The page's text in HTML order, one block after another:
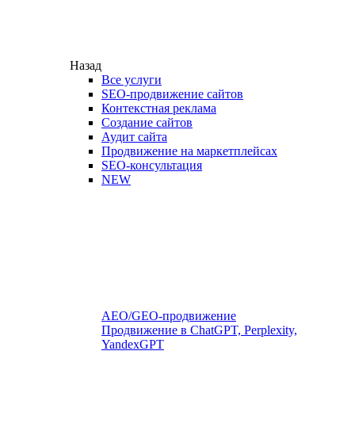
Назад
Все услуги
SEO-продвижение сайтов
Контекстная реклама
Создание сайтов
Аудит сайта
Продвижение на маркетплейсах
SEO-консультация
NEW
AEO/GEO-продвижение
Продвижение в ChatGPT, Perplexity,
YandexGPT